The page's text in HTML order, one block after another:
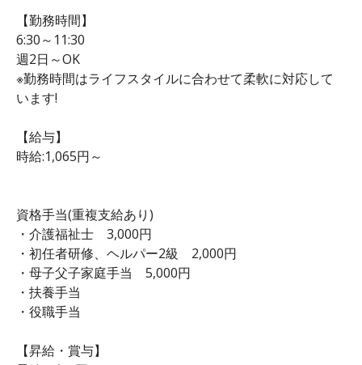
【勤務時間】
6:30～11:30
週2日～OK
※勤務時間はライフスタイルに合わせて柔軟に対応して
います!
【給与】
時給:1,065円～
資格手当(重複支給あり)
・介護福祉士 3,000円
・初任者研修、ヘルパー2級 2,000円
・母子父子家庭手当 5,000円
・扶養手当
・役職手当
【昇給・賞与】